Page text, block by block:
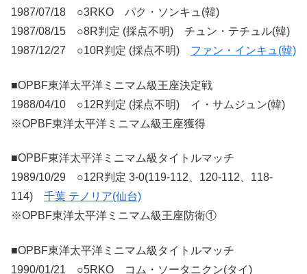
1987/07/18 ○3RKO パク・ソンキュ(韓)
1987/08/15 ○8R判定 (採点不明) チュン・テチュル(韓)
1987/12/27 ○10R判定 (採点不明) ファン・インキュ(韓)
■OPBF東洋太平洋ミニマム級王座決定戦
1988/04/10 ○12R判定 (採点不明) イ・サムジュン(韓)
※OPBF東洋太平洋ミニマム級王座獲得
■OPBF東洋太平洋ミニマム級タイトルマッチ
1989/10/29 ○12R判定 3-0(119-112、120-112、118-
114) 千葉 テノリア(仙台)
※OPBF東洋太平洋ミニマム級王座防衛①
■OPBF東洋太平洋ミニマム級タイトルマッチ
1990/01/21 ○5RKO コム・ソータニクン(タイ)